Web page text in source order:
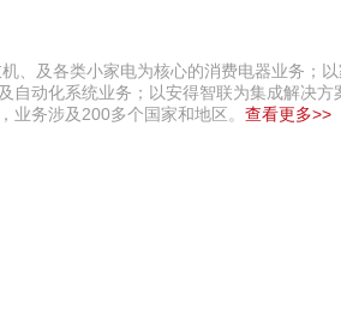
、及各类小家电为核心的消费电器业务；
动化系统业务；以安得智联为集成解决
务涉及200多个国家和地区。 查看更多>>